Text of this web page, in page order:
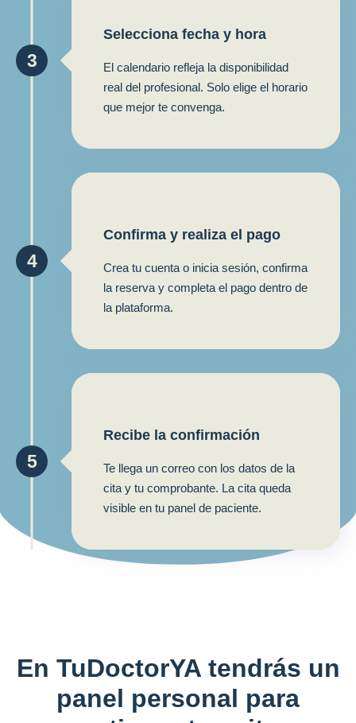
Selecciona fecha y hora
El calendario refleja la disponibilidad
real del profesional. Solo elige el horario
que mejor te convenga.
3
Confirma y realiza el pago
Crea tu cuenta o inicia sesión, confirma
la reserva y completa el pago dentro de
la plataforma.
4
Recibe la confirmación
Te llega un correo con los datos de la
cita y tu comprobante. La cita queda
visible en tu panel de paciente.
5
En TuDoctorYA tendrás un
panel personal para